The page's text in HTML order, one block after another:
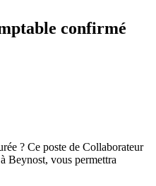
confirmé
? Ce poste de Collaborateur
Beynost, vous permettra